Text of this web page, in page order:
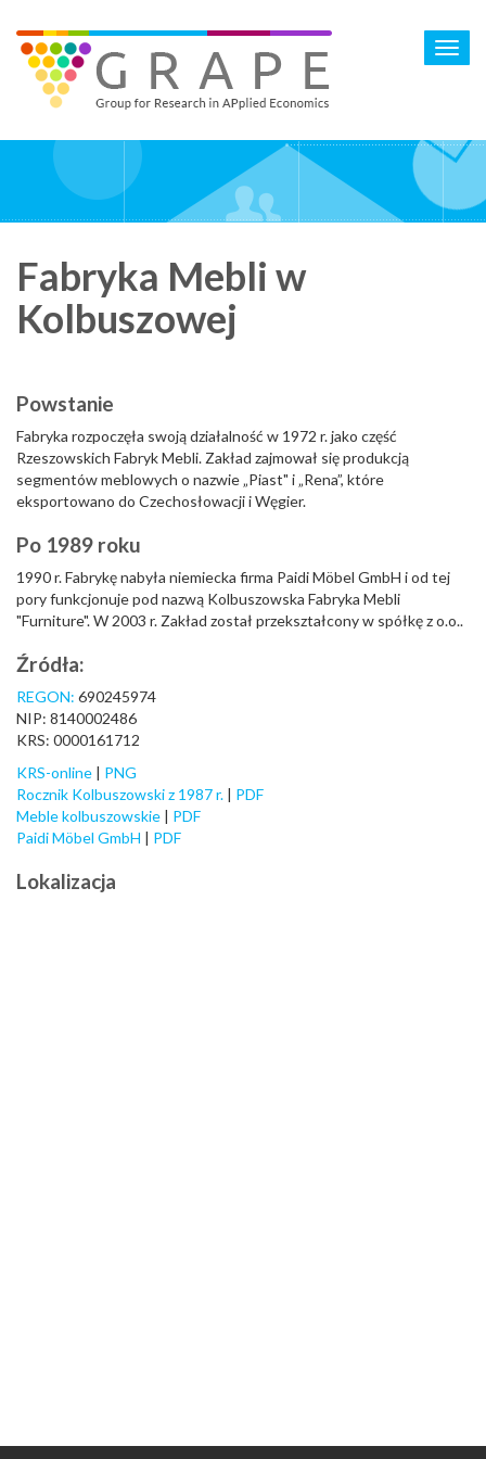
main
content
Fabryka Mebli w
Kolbuszowej
Powstanie
Fabryka rozpoczęła swoją działalność w 1972 r. jako część
Rzeszowskich Fabryk Mebli. Zakład zajmował się produkcją
segmentów meblowych o nazwie „Piast" i „Rena”, które
eksportowano do Czechosłowacji i Węgier.
Po 1989 roku
1990 r. Fabrykę nabyła niemiecka firma Paidi Möbel GmbH i od tej
pory funkcjonuje pod nazwą Kolbuszowska Fabryka Mebli
"Furniture". W 2003 r. Zakład został przekształcony w spółkę z o.o..
Źródła:
REGON: 690245974
NIP: 8140002486
KRS: 0000161712
KRS-online | PNG
Rocznik Kolbuszowski z 1987 r. | PDF
Meble kolbuszowskie | PDF
Paidi Möbel GmbH | PDF
Lokalizacja